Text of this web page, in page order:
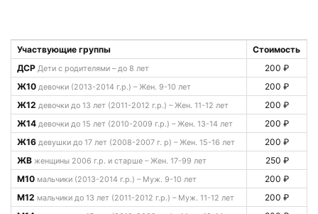
Участвующие группы
Стоимость
ДСР Дети с родителями – до 8 лет
200 ₽
Ж10 девочки (2013-2014 г.р.) – Жен. 9-10 лет
200 ₽
Ж12 девочки до 13 лет (2011-2012 г.р.) – Жен. 11-12 лет
200 ₽
Ж14 девочки до 15 лет (2010-2009 г.р.) – Жен. 13-14 лет
200 ₽
Ж16 девушки до 17 лет (2008-2007 г. р) – Жен. 15-16 лет
200 ₽
ЖВ женщины 2006 г.р. и старше – Жен. 17-99 лет
250 ₽
М10 мальчики (2013-2014 г.р.) – Муж. 9-10 лет
200 ₽
М12 мальчики до 13 лет (2011-2012 г.р.) – Муж. 11-12 лет
200 ₽